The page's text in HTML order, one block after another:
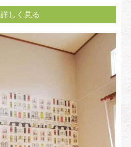
詳しく見る